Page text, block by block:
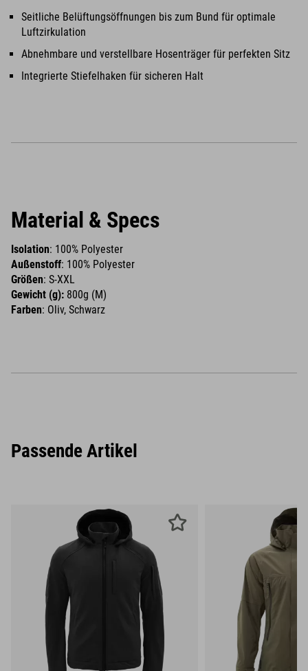
Seitliche Belüftungsöffnungen bis zum Bund für optimale
Luftzirkulation
Abnehmbare und verstellbare Hosenträger für perfekten Sitz
Integrierte Stiefelhaken für sicheren Halt
Material & Specs
Isolation: 100% Polyester
Außenstoff: 100% Polyester
Größen: S-XXL
Gewicht (g): 800g (M)
Farben: Oliv, Schwarz
Passende Artikel